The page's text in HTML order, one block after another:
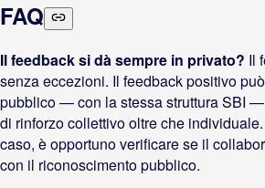
FAQ
Il feedback si dà sempre in privato? Il
senza eccezioni. Il feedback positivo
pubblico — con la stessa struttura SBI
di rinforzo collettivo oltre che
caso, è opportuno verificare se il
con il riconoscimento pubblico.